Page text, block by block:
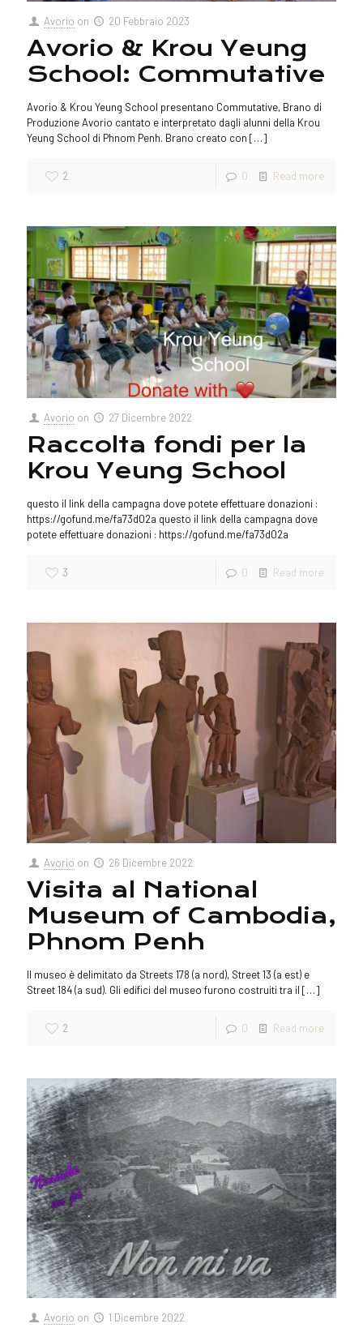
Avorio on 20 Febbraio 2023
Avorio & Krou Yeung
School: Commutative
Avorio & Krou Yeung School presentano Commutative, Brano di
Produzione Avorio cantato e interpretato dagli alunni della Krou
Yeung School di Phnom Penh. Brano creato con […]
2 0 Read more
Avorio on 27 Dicembre 2022
Raccolta fondi per la
Krou Yeung School
questo il link della campagna dove potete effettuare donazioni :
https://gofund.me/fa73d02a questo il link della campagna dove
potete effettuare donazioni : https://gofund.me/fa73d02a
3 0 Read more
Avorio on 26 Dicembre 2022
Visita al National
Museum of Cambodia,
Phnom Penh
Il museo è delimitato da Streets 178 (a nord), Street 13 (a est) e
Street 184 (a sud). Gli edifici del museo furono costruiti tra il […]
2 0 Read more
Avorio on 1 Dicembre 2022